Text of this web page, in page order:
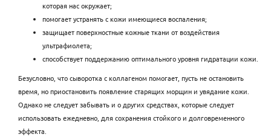
которая нас окружает;
помогает устранять с кожи имеющиеся воспаления;
защищает поверхностные кожные ткани от воздействия
ультрафиолета;
способствует поддержанию оптимального уровня гидратации кожи.
Безусловно, что сыворотка с коллагеном помогает, пусть не остановить
время, но приостановить появление старящих морщин и увядание кожи.
Однако не следует забывать и о других средствах, которые следует
использовать ежедневно, для сохранения стойкого и долговременного
эффекта.